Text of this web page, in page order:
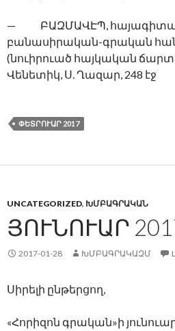
— ԲԱԶՄԱՎԷՊ,
բանասիրական-գրական
(նուիրուած հայկական
Վենետիկ, Ս. Ղազար, 248 էջ
ՓԵՏՐՈՒԱՐ 2017
UNCATEGORIZED, ԽՄԲԱԳՐԱԿԱՆ
ՅՈՒՆՈՒԱՐ
2017-01-28 ԽՄԲԱԳՐԱԿԱԶՄ
Սիրելի ընթերցող,
«Հորիզոն գրական»ի